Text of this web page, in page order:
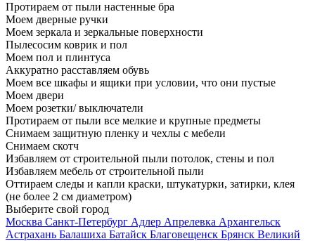
Протираем от пыли настенные бра
Моем дверные ручки
Моем зеркала и зеркальные поверхности
Пылесосим коврик и пол
Моем пол и плинтуса
Аккуратно расставляем обувь
Моем все шкафы и ящики при условии, что они пустые
Моем двери
Моем розетки/ выключатели
Протираем от пыли все мелкие и крупные предметы
Снимаем защитную пленку и чехлы с мебели
Снимаем скотч
Избавляем от строительной пыли потолок, стены и пол
Избавляем мебель от строительной пыли
Оттираем следы и капли краски, штукатурки, затирки, клея
(не более 2 см диаметром)
Выберите свой город
Москва Санкт-Петербург Адлер Апрелевка Архангельск
Астрахань Балашиха Батайск Благовещенск Брянск Великий